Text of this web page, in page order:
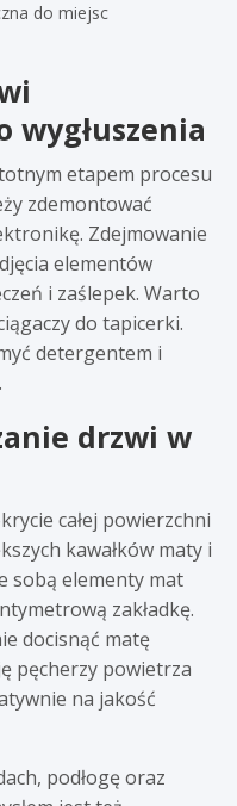
do miejsc
wygłuszenia
etapem procesu
zdemontować
Zdejmowanie
elementów
i zaślepek. Warto
do tapicerki.
detergentem i
drzwi w
całej powierzchni
kawałków maty i
sobą elementy mat
zakładkę.
docisnąć matę
pęcherzy powietrza
na jakość
podłogę oraz